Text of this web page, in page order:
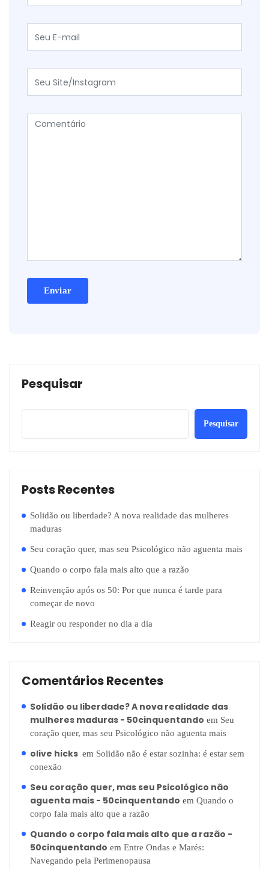
Pesquisar
Pesquisar
Posts Recentes
Solidão ou liberdade? A nova realidade das mulheres
maduras
Seu coração quer, mas seu Psicológico não aguenta mais
Quando o corpo fala mais alto que a razão
Reinvenção após os 50: Por que nunca é tarde para
começar de novo
Reagir ou responder no dia a dia
Comentários Recentes
Solidão ou liberdade? A nova realidade das
mulheres maduras - 50cinquentando em Seu
coração quer, mas seu Psicológico não aguenta mais
olive hicks em Solidão não é estar sozinha: é estar sem
conexão
Seu coração quer, mas seu Psicológico não
aguenta mais - 50cinquentando em Quando o
corpo fala mais alto que a razão
Quando o corpo fala mais alto que a razão -
50cinquentando em Entre Ondas e Marés:
Navegando pela Perimenopausa